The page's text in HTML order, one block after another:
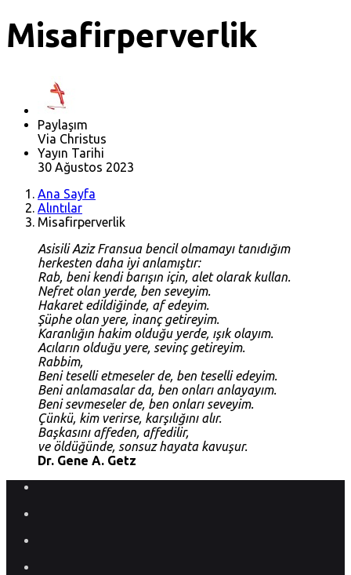
Misafirperverlik
Paylaşım
Via Christus
Yayın Tarihi
30 Ağustos 2023
Ana Sayfa
Alıntılar
Misafirperverlik
Asisili Aziz Fransua bencil olmamayı tanıdığım
herkesten daha iyi anlamıştır:
Rab, beni kendi barışın için, alet olarak kullan.
Nefret olan yerde, ben seveyim.
Hakaret edildiğinde, af edeyim.
Şüphe olan yere, inanç getireyim.
Karanlığın hakim olduğu yerde, ışık olayım.
Acıların olduğu yere, sevinç getireyim.
Rabbim,
Beni teselli etmeseler de, ben teselli edeyim.
Beni anlamasalar da, ben onları anlayayım.
Beni sevmeseler de, ben onları seveyim.
Çünkü, kim verirse, karşılığını alır.
Başkasını affeden, affedilir,
ve öldüğünde, sonsuz hayata kavuşur.
Dr. Gene A. Getz